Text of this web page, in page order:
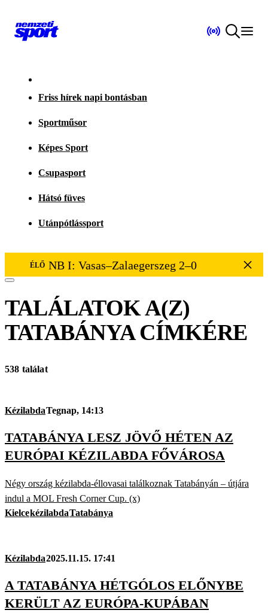
Friss hírek napi bontásban
Sportműsor
Képes Sport
Csupasport
Hátsó füves
Utánpótlássport
ÉLŐ NB I: Vasas–Zalaegerszeg 2–0
TALÁLATOK A(Z)
TATABÁNYACÍMKÉRE
538 találat
KézilabdaTegnap, 14:13
TATABÁNYA LESZ JÖVŐ HÉTEN AZ
EURÓPAI KÉZILABDA FŐVÁROSA
Négy ország kézilabda-éllovasai találkoznak Tatabányán – útjára
indul a MOL Fresh Corner Cup. (x)
KielcekézilabdaTatabánya
Kézilabda2025.11.15. 17:41
A TATABÁNYA HÉTGÓLOS ELŐNYBE
KERÜLT AZ EURÓPA-KUPÁBAN